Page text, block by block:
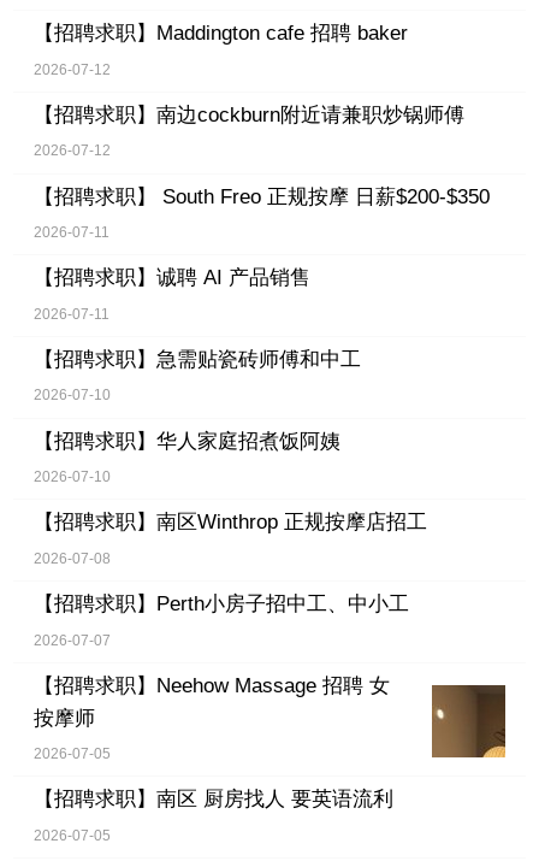
【招聘求职】 Maddington cafe 招聘 baker
2026-07-12
【招聘求职】 南边cockburn附近请兼职炒锅师傅
2026-07-12
【招聘求职】 South Freo 正规按摩 日薪$200-$350
2026-07-11
【招聘求职】 诚聘 AI 产品销售
2026-07-11
【招聘求职】 急需贴瓷砖师傅和中工
2026-07-10
【招聘求职】 华人家庭招煮饭阿姨
2026-07-10
【招聘求职】 南区Winthrop 正规按摩店招工
2026-07-08
【招聘求职】 Perth小房子招中工、中小工
2026-07-07
【招聘求职】 Neehow Massage 招聘 女
按摩师
2026-07-05
【招聘求职】 南区 厨房找人 要英语流利
2026-07-05